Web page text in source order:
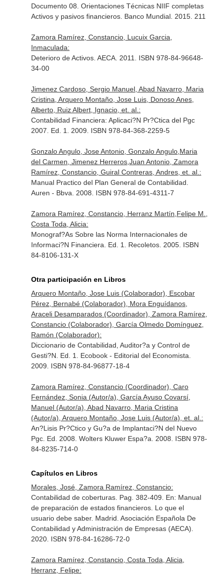
Documento 08. Orientaciones Técnicas NIIF completas
Activos y pasivos financieros. Banco Mundial. 2015. 211
Zamora Ramírez, Constancio, Lucuix Garcia,
Inmaculada:
Deterioro de Activos. AECA. 2011. ISBN 978-84-96648-
34-00
Jimenez Cardoso, Sergio Manuel, Abad Navarro, Maria
Cristina, Arquero Montaño, Jose Luis, Donoso Anes,
Alberto, Ruiz Albert, Ignacio, et. al.:
Contabilidad Financiera: Aplicaci?N Pr?Ctica del Pgc
2007. Ed. 1. 2009. ISBN 978-84-368-2259-5
Gonzalo Angulo, Jose Antonio, Gonzalo Angulo,Maria
del Carmen, Jimenez Herreros,Juan Antonio, Zamora
Ramírez, Constancio, Guiral Contreras, Andres, et. al.:
Manual Practico del Plan General de Contabilidad.
Auren - Bbva. 2008. ISBN 978-84-691-4311-7
Zamora Ramírez, Constancio, Herranz Martín,Felipe M.,
Costa Toda, Alicia:
Monograf?As Sobre las Norma Internacionales de
Informaci?N Financiera. Ed. 1. Recoletos. 2005. ISBN
84-8106-131-X
Otra participación en Libros
Arquero Montaño, Jose Luis (Colaborador), Escobar
Pérez, Bernabé (Colaborador), Mora Enguídanos,
Araceli Desamparados (Coordinador), Zamora Ramírez,
Constancio (Colaborador), García Olmedo Domínguez,
Ramón (Colaborador):
Diccionario de Contabilidad, Auditor?a y Control de
Gesti?N. Ed. 1. Ecobook - Editorial del Economista.
2009. ISBN 978-84-96877-18-4
Zamora Ramírez, Constancio (Coordinador), Caro
Fernández, Sonia (Autor/a), García Ayuso Covarsí,
Manuel (Autor/a), Abad Navarro, Maria Cristina
(Autor/a), Arquero Montaño, Jose Luis (Autor/a), et. al.:
An?Lisis Pr?Ctico y Gu?a de Implantaci?N del Nuevo
Pgc. Ed. 2008. Wolters Kluwer Espa?a. 2008. ISBN 978-
84-8235-714-0
Capítulos en Libros
Morales, José, Zamora Ramírez, Constancio:
Contabilidad de coberturas. Pag. 382-409. En: Manual
de preparación de estados financieros. Lo que el
usuario debe saber. Madrid. Asociación Española De
Contabilidad y Administración de Empresas (AECA).
2020. ISBN 978-84-16286-72-0
Zamora Ramírez, Constancio, Costa Toda, Alicia,
Herranz, Felipe: